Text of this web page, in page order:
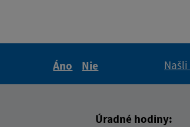
Áno
Nie
Úradné hodiny: